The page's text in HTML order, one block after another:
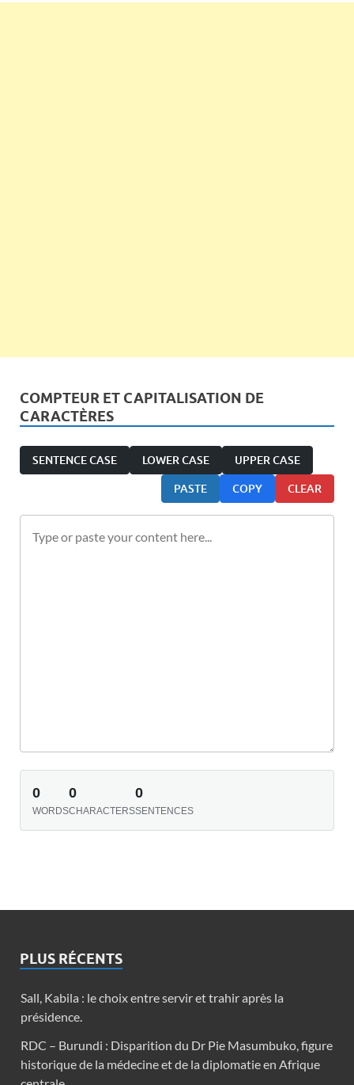
COMPTEUR ET CAPITALISATION DE
CARACTÈRES
SENTENCE CASE LOWER CASE UPPER CASE
PASTE COPY CLEAR
0
WORDS
0
CHARACTERS
0
SENTENCES
PLUS RÉCENTS
Sall, Kabila : le choix entre servir et trahir après la
présidence.
RDC – Burundi : Disparition du Dr Pie Masumbuko, figure
historique de la médecine et de la diplomatie en Afrique